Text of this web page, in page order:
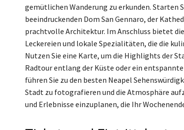
gemütlichen Wanderung zu erkunden. Starten
beeindruckenden Dom San Gennaro, der
prachtvolle Architektur. Im Anschluss bietet
Leckereien und lokale Spezialitäten, die die
Nutzen Sie eine Karte, um die Highlights der
Radtour entlang der Küste oder ein
führen Sie zu den besten Neapel
Stadt zu fotografieren und die Atmosphäre
und Erlebnisse einzuplanen, die Ihr